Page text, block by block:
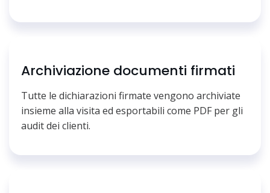
Archiviazione documenti firmati
Tutte le dichiarazioni firmate vengono archiviate
insieme alla visita ed esportabili come PDF per gli
audit dei clienti.